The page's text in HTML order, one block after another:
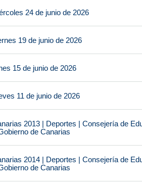
24 de junio de 2026
19 de junio de 2026
15 de junio de 2026
11 de junio de 2026
2013 | Deportes | Consejería de
de Canarias
2014 | Deportes | Consejería de
de Canarias